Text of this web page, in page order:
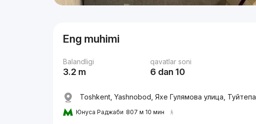
Eng muhimi
Balandligi
3.2 m
qavatlar soni
6 dan 10
Toshkent, Yashnobod, Яхе Гулямова улица, Туйтепа
Юнуса Раджаби 807 м 10 мин